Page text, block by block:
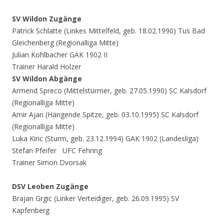
SV Wildon Zugänge
Patrick Schlatte (Linkes Mittelfeld, geb. 18.02.1990) Tus Bad
Gleichenberg (Regionalliga Mitte)
Julian Kohlbacher GAK 1902 II
Trainer Harald Holzer
SV Wildon Abgänge
Armend Spreco (Mittelstürmer, geb. 27.05.1990) SC Kalsdorf
(Regionalliga Mitte)
Amir Ajan (Hängende Spitze, geb. 03.10.1995) SC Kalsdorf
(Regionalliga Mitte)
Luka Kiric (Sturm, geb. 23.12.1994) GAK 1902 (Landesliga)
Stefan Pfeifer UFC Fehring
Trainer Simon Dvorsak
DSV Leoben Zugänge
Brajan Grgic (Linker Verteidiger, geb. 26.09.1995) SV
Kapfenberg